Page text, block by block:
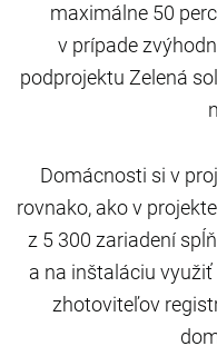
maximálne 50
v prípade
podprojektu Zelená
Domácnosti si v
rovnako, ako v
z 5 300 zariadení
a na inštaláciu
zhotoviteľov